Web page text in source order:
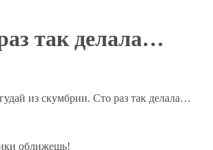
так делала…
из скумбрии. Сто раз так делала…